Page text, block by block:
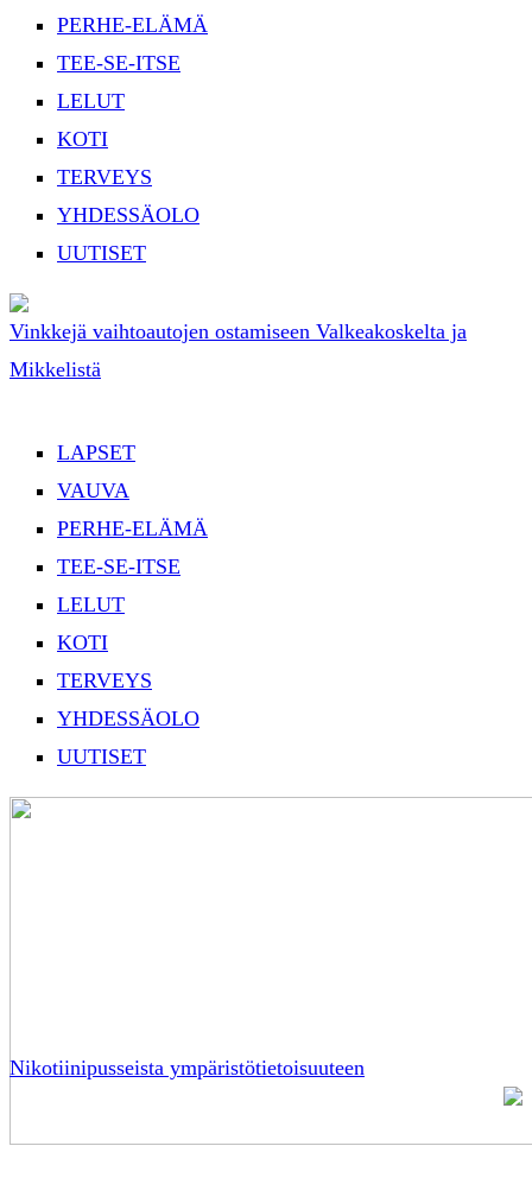
PERHE-ELÄMÄ
TEE-SE-ITSE
LELUT
KOTI
TERVEYS
YHDESSÄOLO
UUTISET
Vinkkejä vaihtoautojen ostamiseen Valkeakoskelta ja
Mikkelistä
LAPSET
VAUVA
PERHE-ELÄMÄ
TEE-SE-ITSE
LELUT
KOTI
TERVEYS
YHDESSÄOLO
UUTISET
Nikotiinipusseista ympäristötietoisuuteen